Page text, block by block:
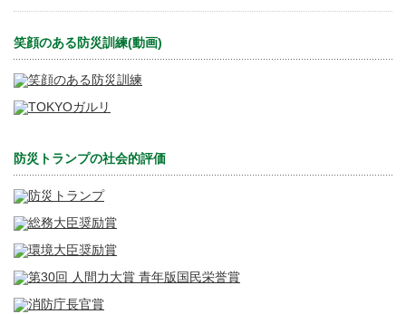
笑顔のある防災訓練(動画)
防災トランプの社会的評価